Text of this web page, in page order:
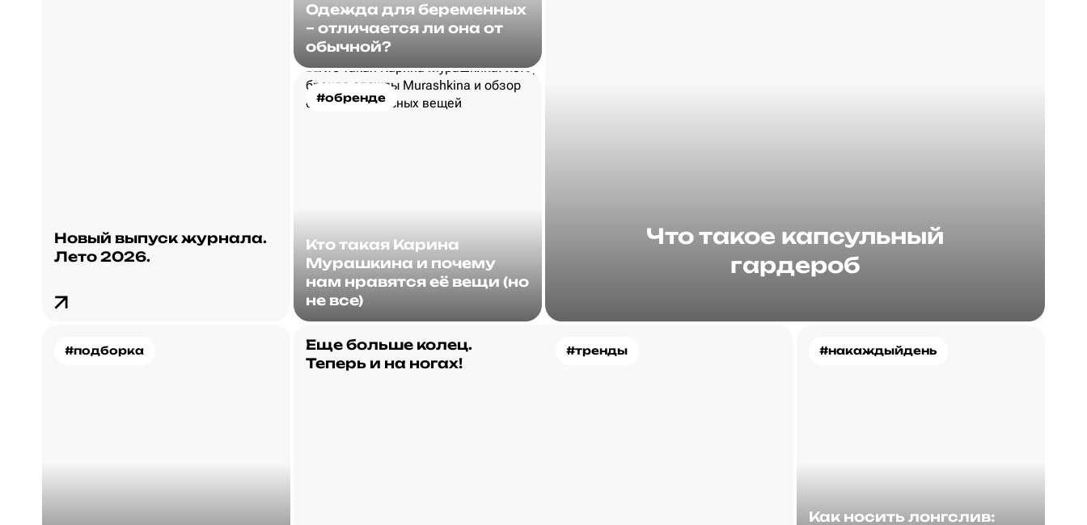
Новый выпуск журнала.
Лето 2026.
Одежда для беременных
– отличается ли она от
обычной?
Что такое капсульный
гардероб
#обренде
Кто такая Карина
Мурашкина и почему
нам нравятся её вещи (но
не все)
#подборка #тренды
Еще больше колец.
Теперь и на ногах!
#накаждыйдень
Как носить лонгслив: